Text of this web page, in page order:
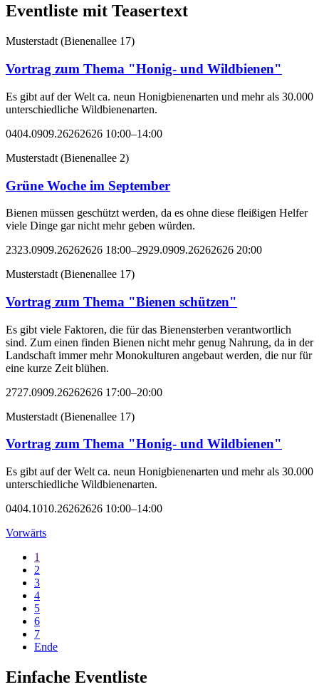
Eventliste mit Teasertext
Musterstadt (Bienenallee 17)
Vortrag zum Thema "Honig- und Wildbienen"
Es gibt auf der Welt ca. neun Honigbienenarten und mehr als 30.000
unterschiedliche Wildbienenarten.
0404.0909.26262626 10:00–14:00
Musterstadt (Bienenallee 2)
Grüne Woche im September
Bienen müssen geschützt werden, da es ohne diese fleißigen Helfer
viele Dinge gar nicht mehr geben würden.
2323.0909.26262626 18:00–2929.0909.26262626 20:00
Musterstadt (Bienenallee 17)
Vortrag zum Thema "Bienen schützen"
Es gibt viele Faktoren, die für das Bienensterben verantwortlich
sind. Zum einen finden Bienen nicht mehr genug Nahrung, da in der
Landschaft immer mehr Monokulturen angebaut werden, die nur für
eine kurze Zeit blühen.
2727.0909.26262626 17:00–20:00
Musterstadt (Bienenallee 17)
Vortrag zum Thema "Honig- und Wildbienen"
Es gibt auf der Welt ca. neun Honigbienenarten und mehr als 30.000
unterschiedliche Wildbienenarten.
0404.1010.26262626 10:00–14:00
Vorwärts
1
2
3
4
5
6
7
Ende
Einfache Eventliste